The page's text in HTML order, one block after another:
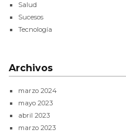
Salud
Sucesos
Tecnología
Archivos
marzo 2024
mayo 2023
abril 2023
marzo 2023